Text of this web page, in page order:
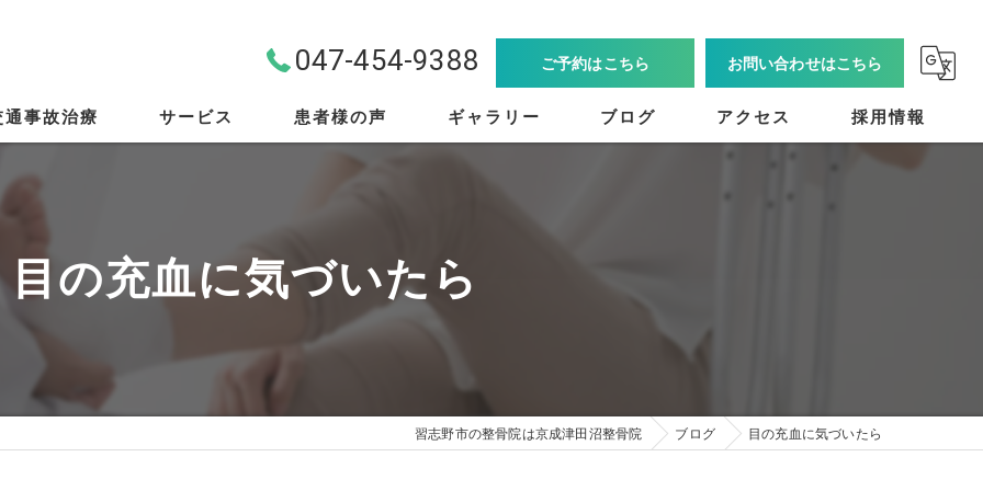
047-454-9388 ご予約はこちら お問い合わせはこちら
通事故治療 サービス
スポーツ外傷
骨盤矯正
患者様の声 ギャラリー ブログ アクセス 採用情報
目の充血に気づいたら
習志野市の整骨院は京成津田沼整骨院 ブログ 目の充血に気づいたら